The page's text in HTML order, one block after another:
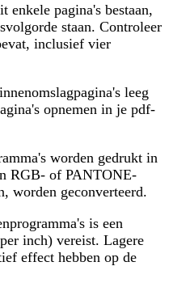
enkele pagina's bestaan,
staan. Controleer
inclusief vier
leeg
opnemen in je pdf-
worden gedrukt in
RGB- of PANTONE-
worden geconverteerd.
is een
inch) vereist. Lagere
effect hebben op de